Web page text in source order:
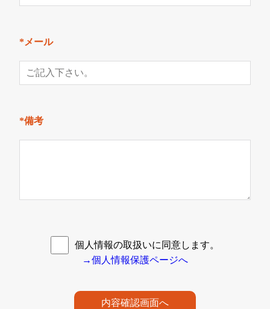
*メール
*備考
個人情報の取扱いに同意します。
→個人情報保護ページへ
内容確認画面へ